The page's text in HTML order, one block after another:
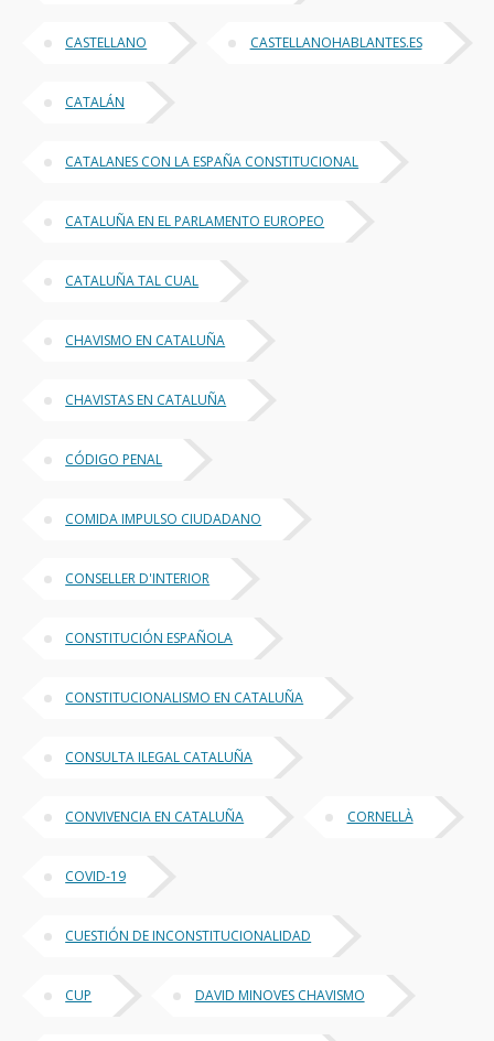
CASTELLANO CASTELLANOHABLANTES.ES
CATALÁN
CATALANES CON LA ESPAÑA CONSTITUCIONAL
CATALUÑA EN EL PARLAMENTO EUROPEO
CATALUÑA TAL CUAL
CHAVISMO EN CATALUÑA
CHAVISTAS EN CATALUÑA
CÓDIGO PENAL
COMIDA IMPULSO CIUDADANO
CONSELLER D'INTERIOR
CONSTITUCIÓN ESPAÑOLA
CONSTITUCIONALISMO EN CATALUÑA
CONSULTA ILEGAL CATALUÑA
CONVIVENCIA EN CATALUÑA CORNELLÀ
COVID-19
CUESTIÓN DE INCONSTITUCIONALIDAD
CUP DAVID MINOVES CHAVISMO